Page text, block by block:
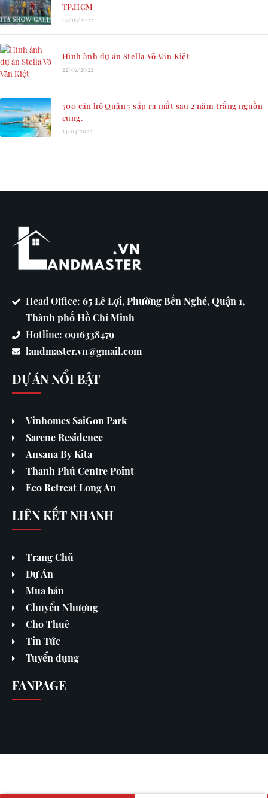
TP.HCM
04/05/2022
Hình ảnh dự án Stella Võ Văn Kiệt
22/04/2022
500 căn hộ Quận 7 sắp ra mắt sau 2 năm trắng nguồn
cung.
14/04/2022
Head Office: 65 Lê Lợi, Phường Bến Nghé, Quận 1,
Thành phố Hồ Chí Minh
Hotline: 0916338479
landmaster.vn@gmail.com
DỰ ÁN NỔI BẬT
Vinhomes SaiGon Park
Sarene Residence
Ansana By Kita
Thanh Phú Centre Point
Eco Retreat Long An
LIÊN KẾT NHANH
Trang Chủ
Dự Án
Mua bán
Chuyển Nhượng
Cho Thuê
Tin Tức
Tuyển dụng
FANPAGE